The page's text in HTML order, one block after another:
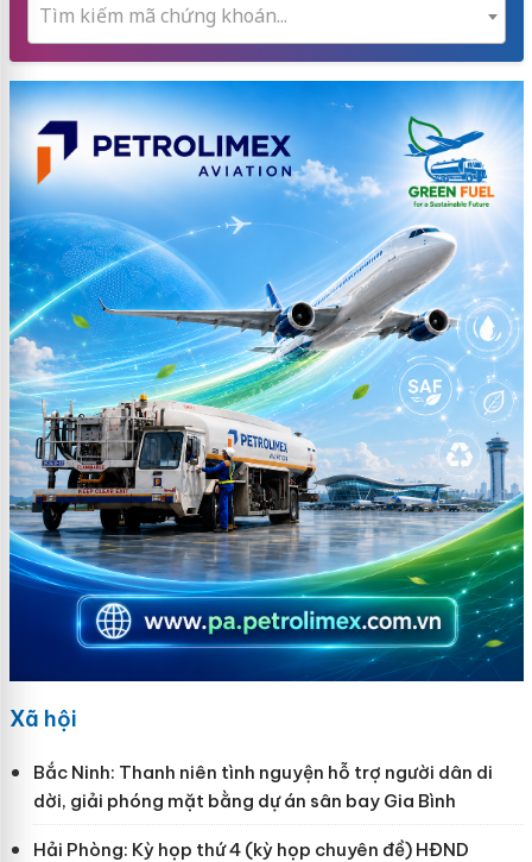
Tìm kiếm mã chứng khoán...
Xã hội
Bắc Ninh: Thanh niên tình nguyện hỗ trợ người dân di
dời, giải phóng mặt bằng dự án sân bay Gia Bình
Hải Phòng: Kỳ họp thứ 4 (kỳ họp chuyên đề) HĐND